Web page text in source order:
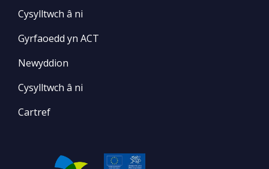
Cysylltwch â ni
Gyrfaoedd yn ACT
Newyddion
Cysylltwch â ni
Cartref